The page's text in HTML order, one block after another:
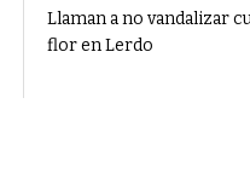
Llaman a no vandalizar
flor en Lerdo